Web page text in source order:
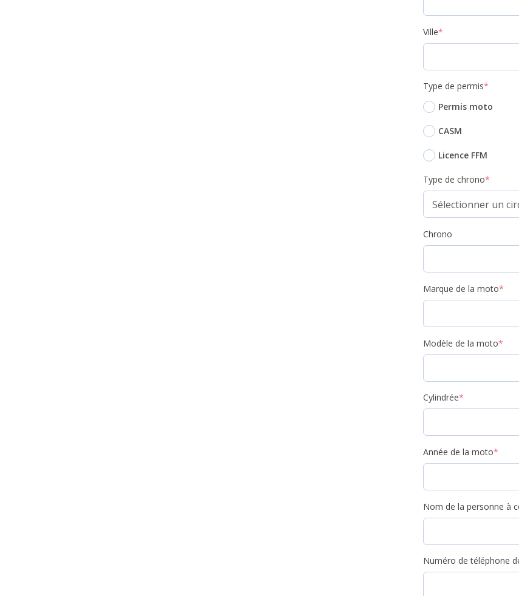
Ville*
Type de permis*
Permis moto
CASM
Licence FFM
Type de chrono*
Chrono
Marque de la moto*
Modèle de la moto*
Cylindrée*
Année de la moto*
Nom de la personne à
Numéro de téléphone